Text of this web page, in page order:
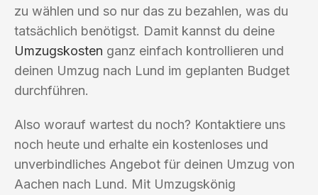
zu wählen und so nur das zu bezahlen, was du
tatsächlich benötigst. Damit kannst du deine
Umzugskosten ganz einfach kontrollieren und
deinen Umzug nach Lund im geplanten Budget
durchführen.
Also worauf wartest du noch? Kontaktiere uns
noch heute und erhalte ein kostenloses und
unverbindliches Angebot für deinen Umzug von
Aachen nach Lund. Mit Umzugskönig